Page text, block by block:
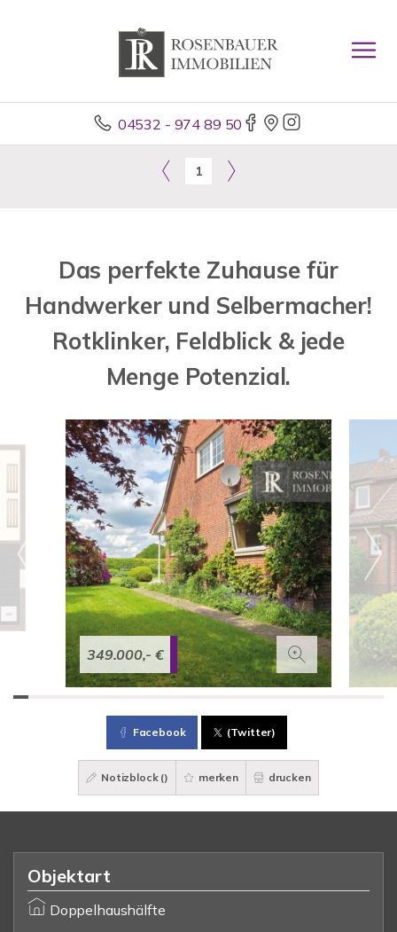
04532 - 974 89 50
1
Das perfekte Zuhause für
Handwerker und Selbermacher!
Rotklinker, Feldblick & jede
Menge Potenzial.
349.000,- €
Facebook (Twitter)
Notizblock () merken drucken
Objektart
Doppelhaushälfte